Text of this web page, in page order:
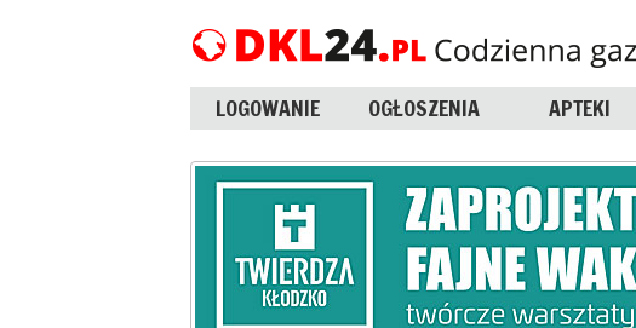
LOGOWANIE OGŁOSZENIA APTEKI